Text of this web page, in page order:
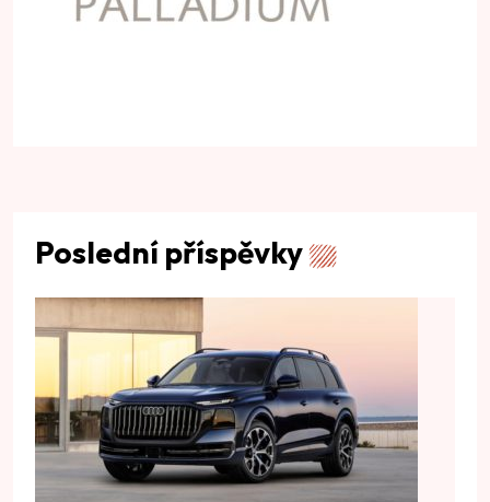
Poslední příspěvky